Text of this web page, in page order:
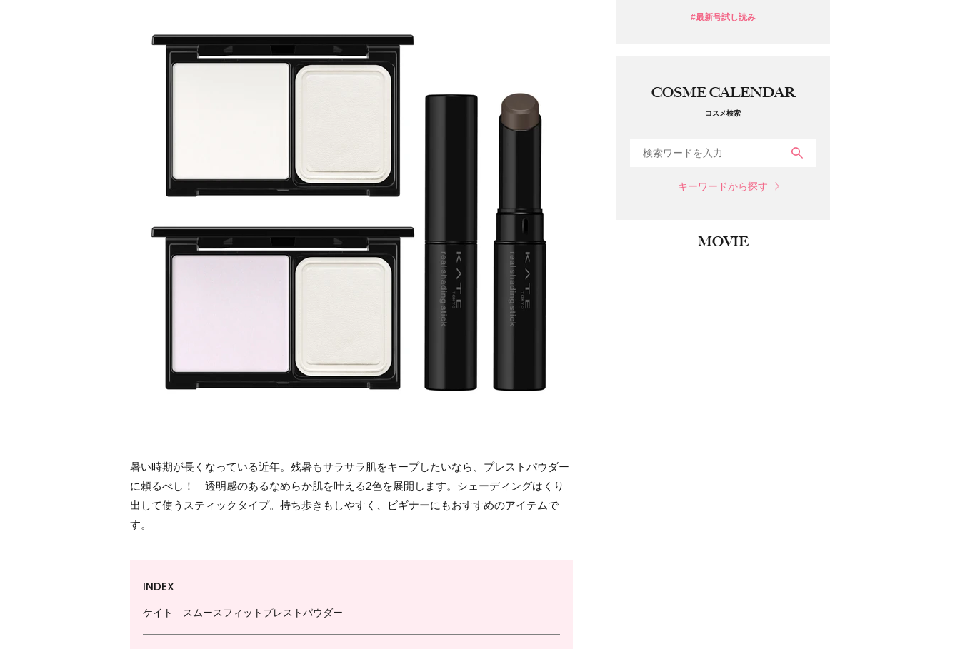
暑い時期が長くなっている近年。残暑もサラサラ肌をキープしたいなら、プレストパウダー
に頼るべし！ 透明感のあるなめらか肌を叶える2色を展開します。シェーディングはくり
出して使うスティックタイプ。持ち歩きもしやすく、ビギナーにもおすすめのアイテムで
す。
INDEX
ケイト スムースフィットプレストパウダー
#最新号試し読み
COSME CALENDAR
コスメ検索
キーワードから探す
MOVIE